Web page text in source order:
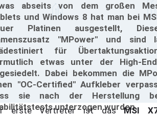
abseits von dem großen
und Windows 8 hat man bei
Platinen ausgestellt,
"MPower" und sind
für
etwas unter der High-
Dabei bekommen die
"OC-Certified" Aufkleber
sie nach der Herstellung
unterzogen wurden.
erste Vertreter ist dasMSI